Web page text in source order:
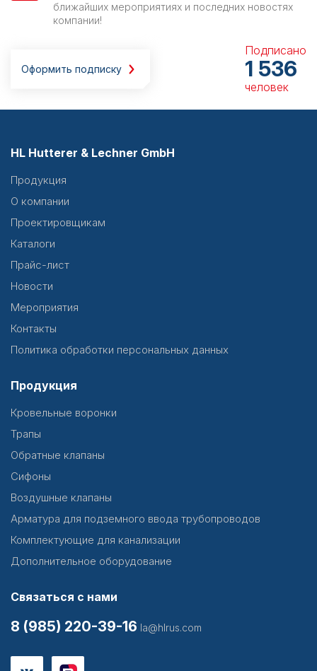
ближайших мероприятиях и последних новостях
компании!
Оформить подписку
Подписано
1 536
человек
HL Hutterer & Lechner GmbH
Продукция
О компании
Проектировщикам
Каталоги
Прайс-лист
Новости
Мероприятия
Контакты
Политика обработки персональных данных
Продукция
Кровельные воронки
Трапы
Обратные клапаны
Сифоны
Воздушные клапаны
Арматура для подземного ввода трубопроводов
Комплектующие для канализации
Дополнительное оборудование
Связаться с нами
8 (985) 220-39-16 la@hlrus.com